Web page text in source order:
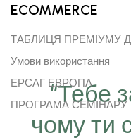
“Тебе
чому ти
ECOMMERCE
ТАБЛИЦЯ ПРЕМІУМУ
Умови використання
ЕРСАГ ЕВРОПА
ПРОГРАМА СЕМІНАРУ